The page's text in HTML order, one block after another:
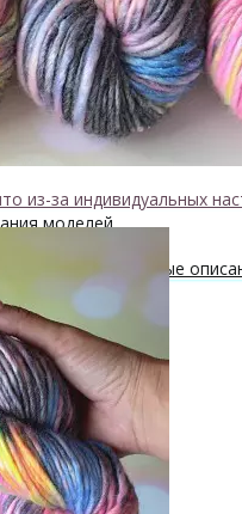
шерсть
мохером
вязаных изделий
+
пряжи
моделей
и бесплатные
из-за индивидуальных